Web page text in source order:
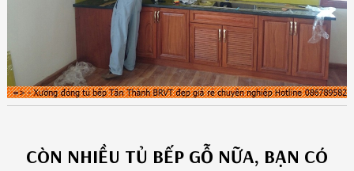
CÒN NHIỀU TỦ BẾP GỖ NỮA, BẠN CÓ